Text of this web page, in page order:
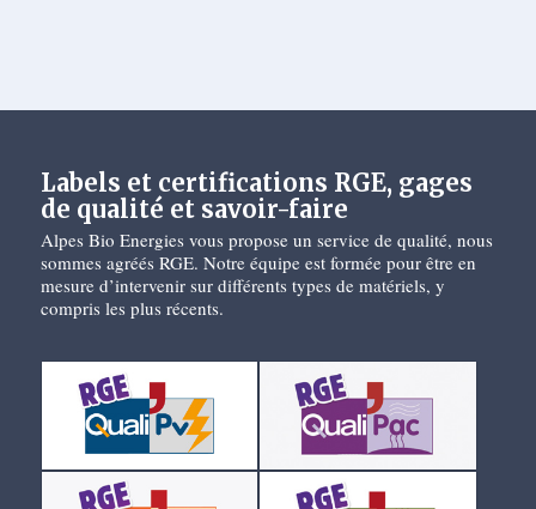
Labels et certifications RGE, gages
de qualité et savoir-faire
Alpes Bio Energies vous propose un service de qualité, nous
sommes agréés RGE. Notre équipe est formée pour être en
mesure d’intervenir sur différents types de matériels, y
compris les plus récents.